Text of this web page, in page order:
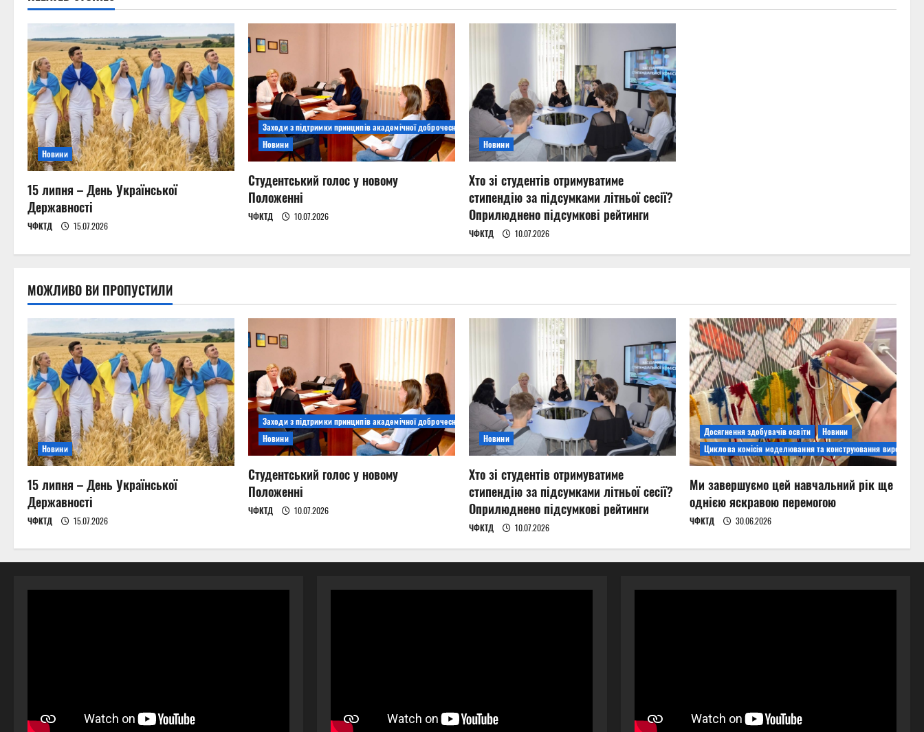
n
a
v
i
g
a
t
i
o
n
Новини
15 липня – День Української
Державності
ЧФКТД 15.07.2026
Заходи з підтримки принципів академічної доброчесності
Новини
Студентський голос у новому
Положенні
ЧФКТД 10.07.2026
Новини
Хто зі студентів отримуватиме
стипендію за підсумками літньої сесії?
Оприлюднено підсумкові рейтинги
ЧФКТД 10.07.2026
МОЖЛИВО ВИ ПРОПУСТИЛИ
Новини
15 липня – День Української
Державності
ЧФКТД 15.07.2026
Заходи з підтримки принципів академічної доброчесності
Новини
Студентський голос у новому
Положенні
ЧФКТД 10.07.2026
Новини
Хто зі студентів отримуватиме
стипендію за підсумками літньої сесії?
Оприлюднено підсумкові рейтинги
ЧФКТД 10.07.2026
Досягнення здобувачів освіти
Новини
Циклова комісія моделювання та конструювання виробів
Ми завершуємо цей навчальний рік ще
однією яскравою перемогою
ЧФКТД 30.06.2026